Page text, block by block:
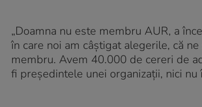
„Doamna nu este membru AUR, a
în care noi am câștigat alegerile, că
membru. Avem 40.000 de cereri de
fi președintele unei organizații, nici